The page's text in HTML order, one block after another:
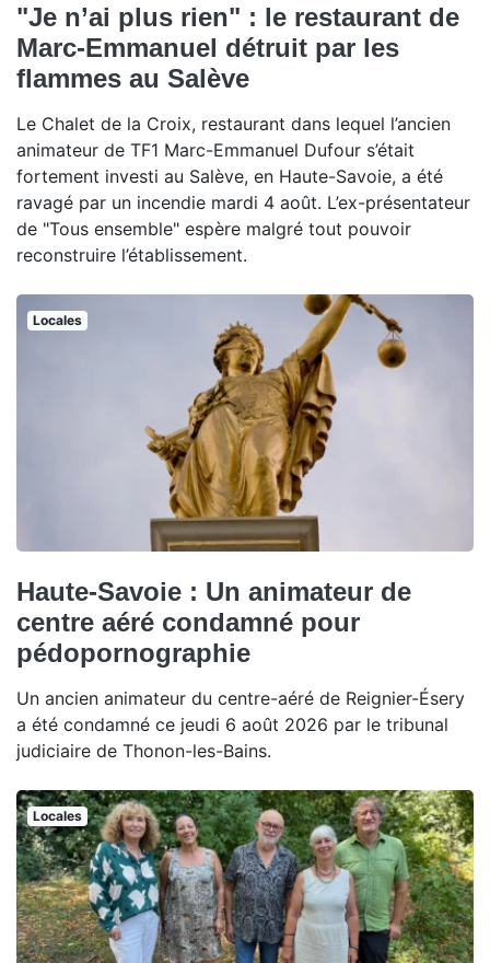
"Je n’ai plus rien" : le restaurant de
Marc-Emmanuel détruit par les
flammes au Salève
Le Chalet de la Croix, restaurant dans lequel l’ancien
animateur de TF1 Marc-Emmanuel Dufour s’était
fortement investi au Salève, en Haute-Savoie, a été
ravagé par un incendie mardi 4 août. L’ex-présentateur
de "Tous ensemble" espère malgré tout pouvoir
reconstruire l’établissement.
Locales
Haute-Savoie : Un animateur de
centre aéré condamné pour
pédopornographie
Un ancien animateur du centre-aéré de Reignier-Ésery
a été condamné ce jeudi 6 août 2026 par le tribunal
judiciaire de Thonon-les-Bains.
Locales